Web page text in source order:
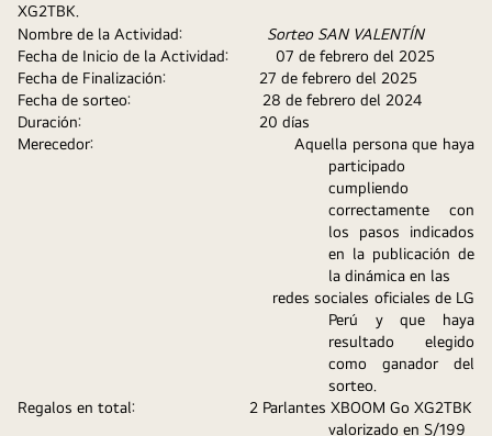
XG2TBK.
Nombre de la Actividad:
Sorteo SAN VALENTÍN
Fecha de Inicio de la Actividad:
		   07
de febrero del 2025
Fecha de Finalización:
27 de febrero del 2025
Fecha de sorteo:                              28 de febrero del 2024
Duración:
20 días
Merecedor:
Aquella persona que haya
participado
cumpliendo
correctamente con
los pasos indicados
en la publicación de
la dinámica en las
Perú y que haya
resultado elegido
como ganador del
sorteo.
Regalos en total:
2 Parlantes XBOOM Go XG2TBK